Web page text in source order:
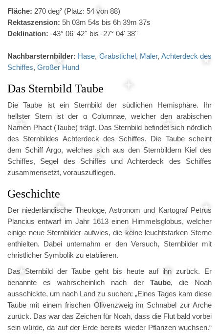
Fläche: 270 deg² (Platz: 54 von 88)
Rektaszension: 5h 03m 54s bis 6h 39m 37s
Deklination: -43° 06' 42'' bis -27° 04' 38''
Nachbarsternbilder: Hase, Grabstichel, Maler, Achterdeck des
Schiffes, Großer Hund
Das Sternbild Taube
Die Taube ist ein Sternbild der südlichen Hemisphäre. Ihr
hellster Stern ist der α Columnae, welcher den arabischen
Namen Phact (Taube) trägt. Das Sternbild befindet sich nördlich
des Sternbildes Achterdeck des Schiffes. Die Taube scheint
dem Schiff Argo, welches sich aus den Sternbildern Kiel des
Schiffes, Segel des Schiffes und Achterdeck des Schiffes
zusammensetzt, vorauszufliegen.
Geschichte
Der niederländische Theologe, Astronom und Kartograf Petrus
Plancius entwarf im Jahr 1613 einen Himmelsglobus, welcher
einige neue Sternbilder aufwies, die keine leuchtstarken Sterne
enthielten. Dabei unternahm er den Versuch, Sternbilder mit
christlicher Symbolik zu etablieren.
Das Sternbild der Taube geht bis heute auf ihn zurück. Er
benannte es wahrscheinlich nach der Taube, die Noah
ausschickte, um nach Land zu suchen: „Eines Tages kam diese
Taube mit einem frischen Olivenzweig im Schnabel zur Arche
zurück. Das war das Zeichen für Noah, dass die Flut bald vorbei
sein würde, da auf der Erde bereits wieder Pflanzen wuchsen.“